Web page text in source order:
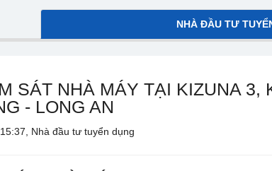
NHÀ ĐẦU TƯ
SÁT NHÀ MÁY TẠI KIZUNA 3,
- LONG AN
Nhà đầu tư tuyển dụng